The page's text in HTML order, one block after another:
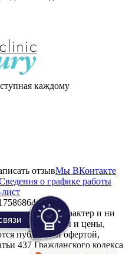
каждому
отзывМы ВКонтакте
о графике работы
характер и ни
материалы и цены,
публичной офертой,
437 Гражданского кодекса